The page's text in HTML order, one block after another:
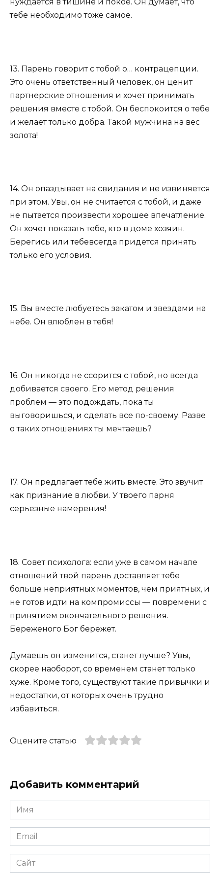
тебе необходимо тоже самое.
13. Парень говорит с тобой о… контрацепции.
Это очень ответственный человек, он ценит
партнерские отношения и хочет принимать
решения вместе с тобой. Он беспокоится о тебе
и желает только добра. Такой мужчина на вес
золота!
14. Он опаздывает на свидания и не извиняется
при этом. Увы, он не считается с тобой, и даже
не пытается произвести хорошее впечатление.
Он хочет показать тебе, кто в доме хозяин.
Берегись или тебевсегда придется принять
только его условия.
15. Вы вместе любуетесь закатом и звездами на
небе. Он влюблен в тебя!
16. Он никогда не ссорится с тобой, но всегда
добивается своего. Его метод решения
проблем — это подождать, пока ты
выговоришься, и сделать все по-своему. Разве
о таких отношениях ты мечтаешь?
17. Он предлагает тебе жить вместе. Это звучит
как признание в любви. У твоего парня
серьезные намерения!
18. Совет психолога: если уже в самом начале
отношений твой парень доставляет тебе
больше неприятных моментов, чем приятных, и
не готов идти на компромиссы — повремени с
принятием окончательного решения.
Береженого Бог бережет.
Думаешь он изменится, станет лучше? Увы,
скорее наоборот, со временем станет только
хуже. Кроме того, существуют такие привычки и
недостатки, от которых очень трудно
избавиться.
Оцените статью
Добавить комментарий
Имя
*
Email
*
Сайт